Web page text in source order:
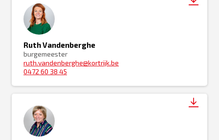
Ruth Vandenberghe
burgemeester
ruth.vandenberghe@kortrijk.be
0472 60 38 45